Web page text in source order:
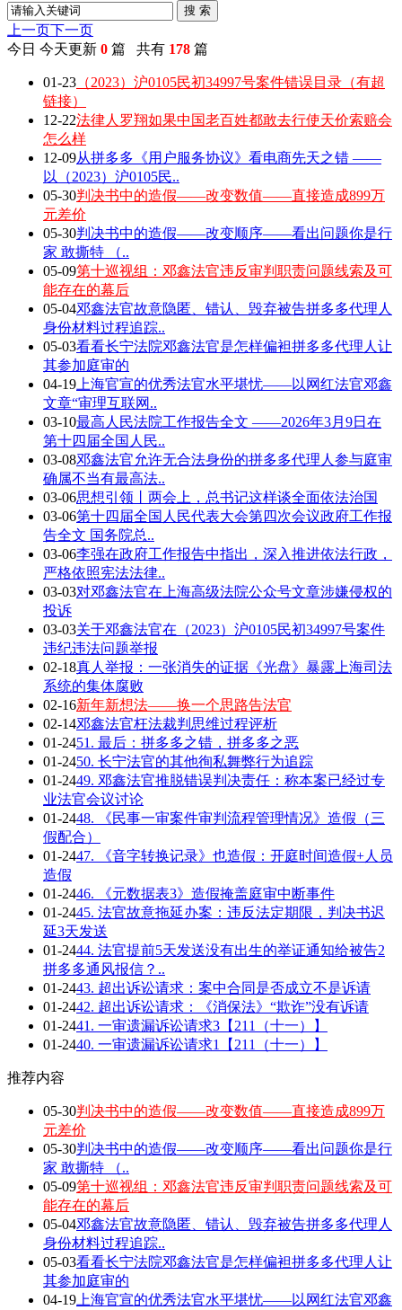
搜 索
上一页下一页
今日 今天更新 0 篇 共有 178 篇
01-23 （2023）沪0105民初34997号案件错误目录（有超
链接）
12-22法律人罗翔如果中国老百姓都敢去行使天价索赔会
怎么样
12-09从拼多多《用户服务协议》看电商先天之错 ——
以（2023）沪0105民..
05-30判决书中的造假——改变数值——直接造成899万
元差价
05-30判决书中的造假——改变顺序——看出问题你是行
家 敢撕特 （..
05-09第十巡视组：邓鑫法官违反审判职责问题线索及可
能存在的幕后
05-04邓鑫法官故意隐匿、错认、毁弃被告拼多多代理人
身份材料过程追踪..
05-03看看长宁法院邓鑫法官是怎样偏袒拼多多代理人让
其参加庭审的
04-19 上海官宣的优秀法官水平堪忧——以网红法官邓鑫
文章“审理互联网..
03-10最高人民法院工作报告全文 ——2026年3月9日在
第十四届全国人民..
03-08邓鑫法官允许无合法身份的拼多多代理人参与庭审
确属不当有最高法..
03-06思想引领丨两会上，总书记这样谈全面依法治国
03-06第十四届全国人民代表大会第四次会议政府工作报
告全文 国务院总..
03-06李强在政府工作报告中指出，深入推进依法行政，
严格依照宪法法律..
03-03对邓鑫法官在上海高级法院公众号文章涉嫌侵权的
投诉
03-03关于邓鑫法官在（2023）沪0105民初34997号案件
违纪违法问题举报
02-18真人举报：一张消失的证据《光盘》暴露上海司法
系统的集体腐败
02-16新年新想法——换一个思路告法官
02-14邓鑫法官枉法裁判思维过程评析
01-2451. 最后：拼多多之错，拼多多之恶
01-2450. 长宁法官的其他徇私舞弊行为追踪
01-2449. 邓鑫法官推脱错误判决责任：称本案已经过专
业法官会议讨论
01-2448. 《民事一审案件审判流程管理情况》造假（三
假配合）
01-2447. 《音字转换记录》也造假：开庭时间造假+人员
造假
01-2446. 《元数据表3》造假掩盖庭审中断事件
01-2445. 法官故意拖延办案：违反法定期限，判决书迟
延3天发送
01-2444. 法官提前5天发送没有出生的举证通知给被告2
拼多多通风报信？..
01-2443. 超出诉讼请求：案中合同是否成立不是诉请
01-2442. 超出诉讼请求：《消保法》“欺诈”没有诉请
01-2441. 一审遗漏诉讼请求3【211（十一）】
01-2440. 一审遗漏诉讼请求1【211（十一）】
推荐内容
05-30判决书中的造假——改变数值——直接造成899万
元差价
05-30判决书中的造假——改变顺序——看出问题你是行
家 敢撕特 （..
05-09第十巡视组：邓鑫法官违反审判职责问题线索及可
能存在的幕后
05-04邓鑫法官故意隐匿、错认、毁弃被告拼多多代理人
身份材料过程追踪..
05-03看看长宁法院邓鑫法官是怎样偏袒拼多多代理人让
其参加庭审的
04-19 上海官宣的优秀法官水平堪忧——以网红法官邓鑫